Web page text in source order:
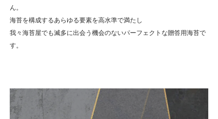
ん。
海苔を構成するあらゆる要素を高水準で満たし
我々海苔屋でも滅多に出会う機会のないパーフェクトな贈答用海苔で
す。